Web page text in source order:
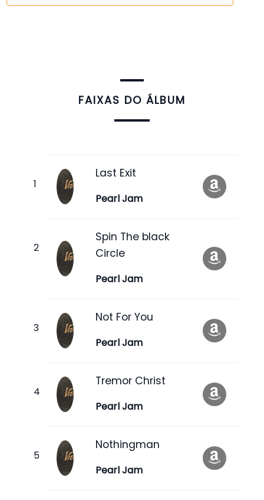
FAIXAS DO ÁLBUM
Last Exit
Pearl Jam
Spin The black
Circle
Pearl Jam
Not For You
Pearl Jam
Tremor Christ
Pearl Jam
Nothingman
Pearl Jam